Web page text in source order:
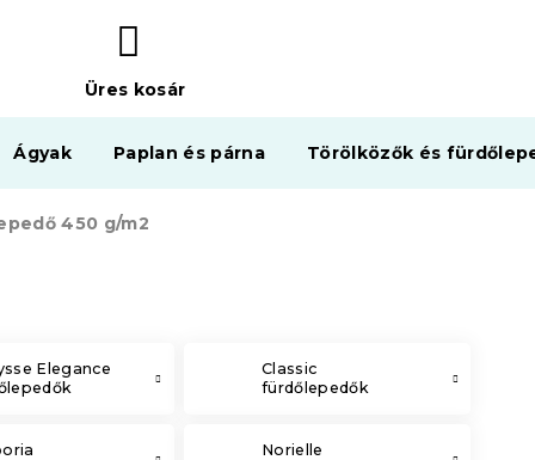
KOSÁR
Üres kosár
Ágyak Paplan és párna Törölközők és
450 g/m2
Elegance
Classic
fürdőlepedők
Norielle